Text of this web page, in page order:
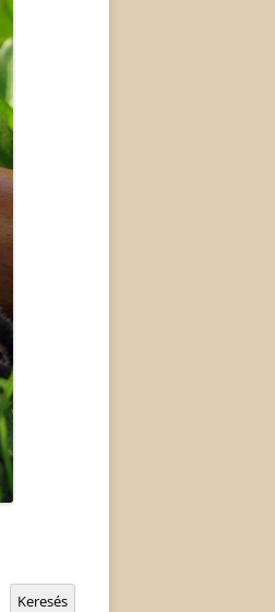
Keresés